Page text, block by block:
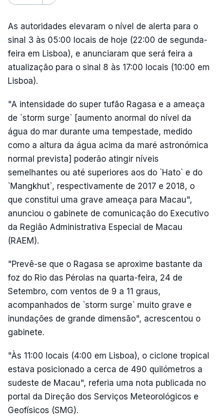
As autoridades elevaram o nível de alerta para o
sinal 3 às 05:00 locais de hoje (22:00 de segunda-
feira em Lisboa), e anunciaram que será feira a
atualização para o sinal 8 às 17:00 locais (10:00 em
Lisboa).
"A intensidade do super tufão Ragasa e a ameaça
de `storm surge` [aumento anormal do nível da
água do mar durante uma tempestade, medido
como a altura da água acima da maré astronómica
normal prevista] poderão atingir níveis
semelhantes ou até superiores aos do `Hato` e do
`Mangkhut`, respectivamente de 2017 e 2018, o
que constitui uma grave ameaça para Macau",
anunciou o gabinete de comunicação do Executivo
da Região Administrativa Especial de Macau
(RAEM).
"Prevê-se que o Ragasa se aproxime bastante da
foz do Rio das Pérolas na quarta-feira, 24 de
Setembro, com ventos de 9 a 11 graus,
acompanhados de `storm surge` muito grave e
inundações de grande dimensão", acrescentou o
gabinete.
"Às 11:00 locais (4:00 em Lisboa), o ciclone tropical
estava posicionado a cerca de 490 quilómetros a
sudeste de Macau", referia uma nota publicada no
portal da Direção dos Serviços Meteorológicos e
Geofísicos (SMG).